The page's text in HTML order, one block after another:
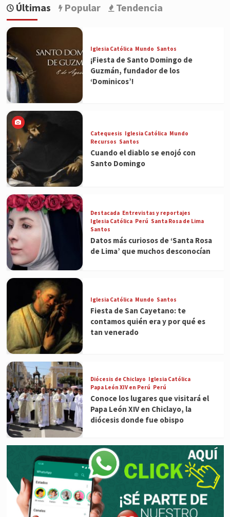
Últimas Popular Tendencia
Iglesia Católica Mundo Santos
¡Fiesta de Santo Domingo de
Guzmán, fundador de los
‘Dominicos’!
Catequesis Iglesia Católica Mundo
Recursos Santos
Cuando el diablo se enojó con
Santo Domingo
Destacada Entrevistas y reportajes
Iglesia Católica Perú Santa Rosa de Lima
Santos
Datos más curiosos de ‘Santa Rosa
de Lima’ que muchos desconocían
Iglesia Católica Mundo Santos
Fiesta de San Cayetano: te
contamos quién era y por qué es
tan venerado
Diócesis de Chiclayo Iglesia Católica
Papa León XIV en Perú Perú
Conoce los lugares que visitará el
Papa León XIV en Chiclayo, la
diócesis donde fue obispo